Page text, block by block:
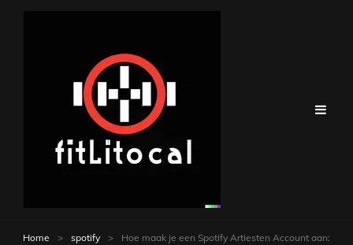
Home > spotify >
Hoe maak je een Spotify Artiesten Account aan: